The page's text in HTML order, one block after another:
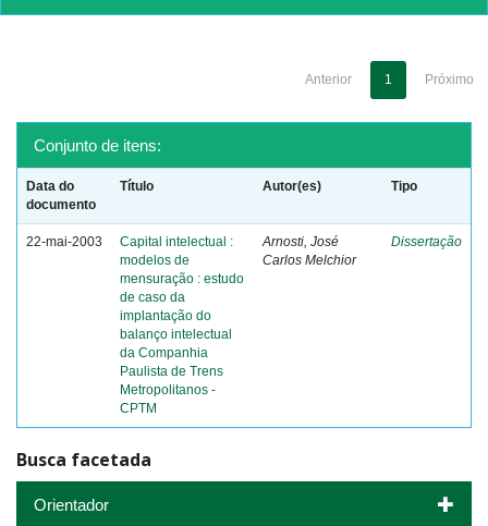
Anterior 1 Próximo
Conjunto de itens:
Data do
documento
Título Autor(es) Tipo
22-mai-2003
Capital intelectual :
modelos de
mensuração : estudo
de caso da
implantação do
balanço intelectual
da Companhia
Paulista de Trens
Metropolitanos -
CPTM
Arnosti, José
Carlos Melchior
Dissertação
Busca facetada
Orientador